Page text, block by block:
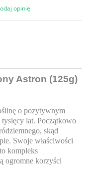
opinię
Astron (125g)
o pozytywnym
lat. Początkowo
skąd
Swoje właściwości
kompleks
ogromne korzyści